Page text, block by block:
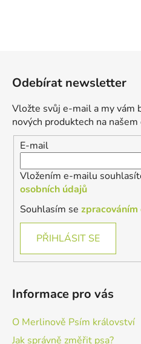
Odebírat newsletter
Vložte svůj e-mail a my vám
nových produktech na
E-mail
Vložením e-mailu
osobních údajů
Souhlasím se
PŘIHLÁSIT SE
Informace pro vás
O Merlinově Psím království
Jak správně změřit psa?